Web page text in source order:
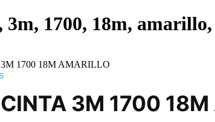
1700, 18m,
1700 18M AMARILLO
3M 1700